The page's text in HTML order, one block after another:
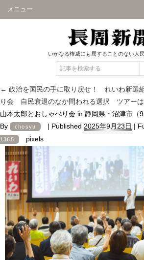
メニュー
いかなる権威にも屈することのない人
← 政治を国民の手に取り戻せ！ れいわ新選
り会 自民衰退のなか問われる選択 ツアー
山本太郎とおしゃべり会 in 静岡県・沼津市（9
By
chosyu | Published 2025年9月23日 |
1365 pixels